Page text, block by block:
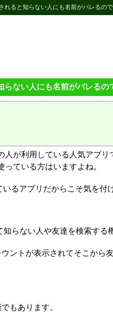
れると知らない人にも名前がバレるの
らない人にも名前がバレるの
人が利用している人気アプリ
っている方はいますよね。
るアプリだからこそ気を付
らない人や友達を検索する
ントが表示されてそこから
もあります。